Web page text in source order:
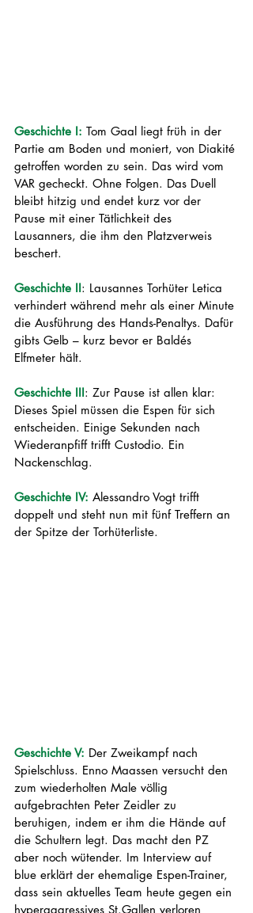
Geschichte I: Tom Gaal liegt früh in der
Partie am Boden und moniert, von Diakité
getroffen worden zu sein. Das wird vom
VAR gecheckt. Ohne Folgen. Das Duell
bleibt hitzig und endet kurz vor der
Pause mit einer Tätlichkeit des
Lausanners, die ihm den Platzverweis
beschert.
Geschichte II: Lausannes Torhüter Letica
verhindert während mehr als einer Minute
die Ausführung des Hands-Penaltys. Dafür
gibts Gelb – kurz bevor er Baldés
Elfmeter hält.
Geschichte III: Zur Pause ist allen klar:
Dieses Spiel müssen die Espen für sich
entscheiden. Einige Sekunden nach
Wiederanpfiff trifft Custodio. Ein
Nackenschlag.
Geschichte IV: Alessandro Vogt trifft
doppelt und steht nun mit fünf Treffern an
der Spitze der Torhüterliste.
Geschichte V: Der Zweikampf nach
Spielschluss. Enno Maassen versucht den
zum wiederholten Male völlig
aufgebrachten Peter Zeidler zu
beruhigen, indem er ihm die Hände auf
die Schultern legt. Das macht den PZ
aber noch wütender. Im Interview auf
blue erklärt der ehemalige Espen-Trainer,
dass sein aktuelles Team heute gegen ein
hyperaggressives St.Gallen verloren